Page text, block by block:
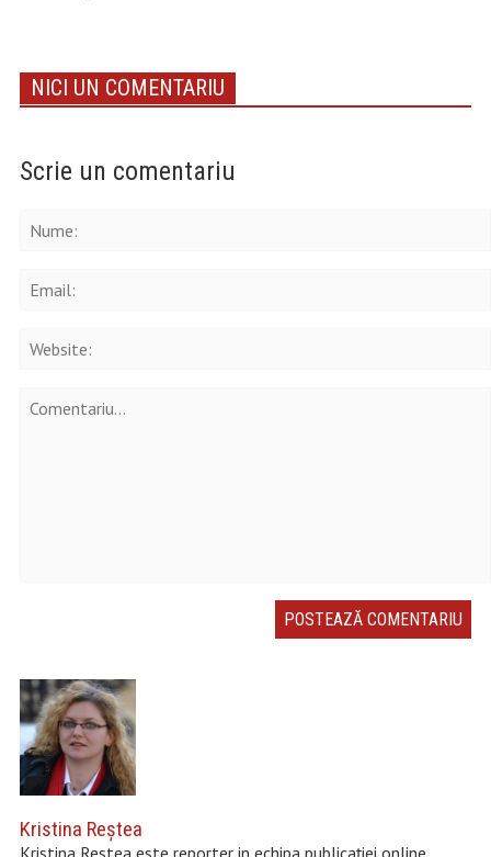
NICI UN COMENTARIU
Scrie un comentariu
Kristina Reştea